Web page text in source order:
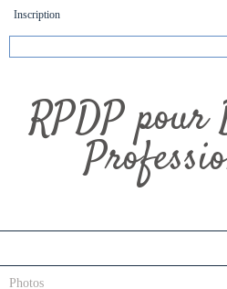
Inscription
RPDP pour
Photos